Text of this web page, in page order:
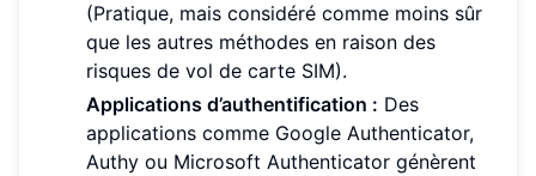
(Pratique, mais considéré comme moins sûr
que les autres méthodes en raison des
risques de vol de carte SIM).
Applications d’authentification : Des
applications comme Google Authenticator,
Authy ou Microsoft Authenticator génèrent